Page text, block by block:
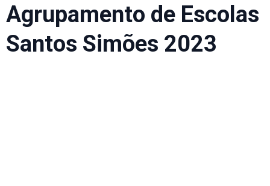
Agrupamento de Escolas
Santos Simões 2023